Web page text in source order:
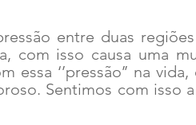
entre duas
isso causa uma
‘’pressão’’ na
Sentimos com isso